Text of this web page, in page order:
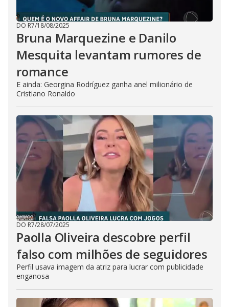
DO R7/18/08/2025
Bruna Marquezine e Danilo
Mesquita levantam rumores de
romance
E ainda: Georgina Rodríguez ganha anel milionário de
Cristiano Ronaldo
DO R7/28/07/2025
Paolla Oliveira descobre perfil
falso com milhões de seguidores
Perfil usava imagem da atriz para lucrar com publicidade
enganosa